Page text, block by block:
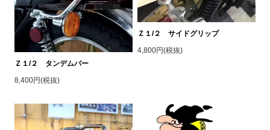
Ｚ１/２ タンデムバー
8,400円(税抜)
Ｚ１/２ サイドグリップ
4,800円(税抜)